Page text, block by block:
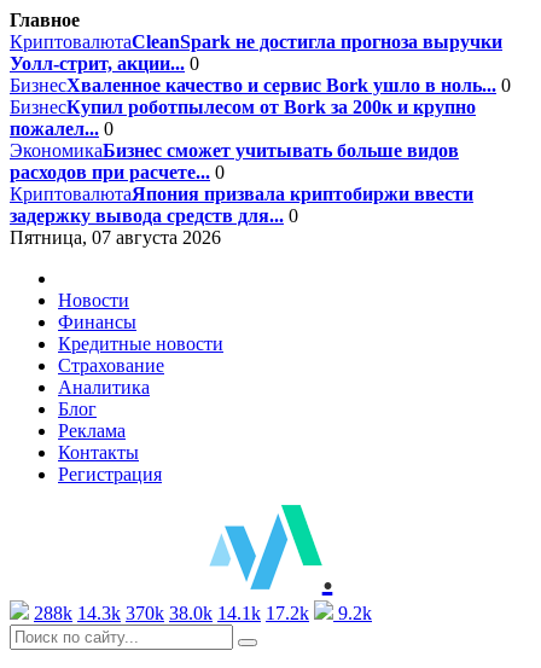
Главное
КриптовалютаCleanSpark не достигла прогноза выручки
Уолл-стрит, акции... 0
БизнесХваленное качество и сервис Bork ушло в ноль... 0
БизнесКупил роботпылесом от Bork за 200к и крупно
пожалел... 0
ЭкономикаБизнес сможет учитывать больше видов
расходов при расчете... 0
КриптовалютаЯпония призвала криптобиржи ввести
задержку вывода средств для... 0
Пятница, 07 августа 2026
Новости
Финансы
Кредитные новости
Страхование
Аналитика
Блог
Реклама
Контакты
Регистрация
.
288k 14.3k 370k 38.0k 14.1k 17.2k 9.2k